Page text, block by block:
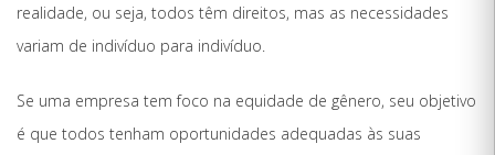
realidade, ou seja, todos têm direitos, mas as necessidades
variam de indivíduo para indivíduo.
Se uma empresa tem foco na equidade de gênero, seu objetivo
é que todos tenham oportunidades adequadas às suas